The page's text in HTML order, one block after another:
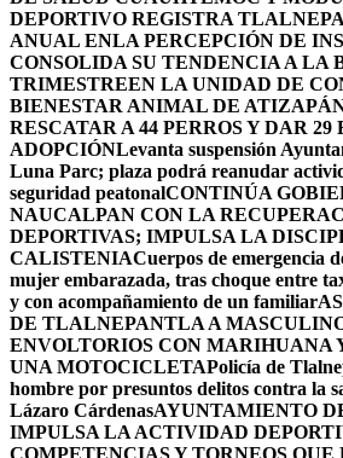
DEPORTIVO REGISTRA
ANUAL ENLA PERCEPCIÓN DE
CONSOLIDA SU TENDENCIA A LA
TRIMESTREEN LA UNIDAD DE
BIENESTAR ANIMAL DE
RESCATAR A 44 PERROS Y DAR 29
ADOPCIÓNLevanta suspensión
Luna Parc; plaza podrá reanudar
seguridad peatonalCONTINÚA
NAUCALPAN CON LA
DEPORTIVAS; IMPULSA LA
CALISTENIACuerpos de emergencia
mujer embarazada, tras choque entre
y con acompañamiento de un familiar
DE TLALNEPANTLA A
ENVOLTORIOS CON MARIHUANA
UNA MOTOCICLETAPolicía de
hombre por presuntos delitos contra la
Lázaro CárdenasAYUNTAMIENTO
IMPULSA LA ACTIVIDAD
COMPETENCIAS Y TORNEOS